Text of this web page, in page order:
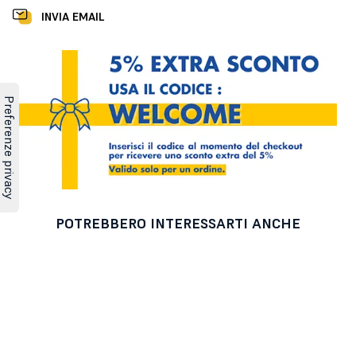
INVIA EMAIL
POTREBBERO INTERESSARTI ANCHE